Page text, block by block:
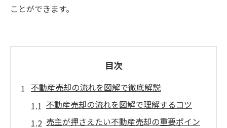
ことができます。
目次
不動産売却の流れを図解で徹底解説
不動産売却の流れを図解で理解するコツ
売主が押さえたい不動産売却の重要ポイン